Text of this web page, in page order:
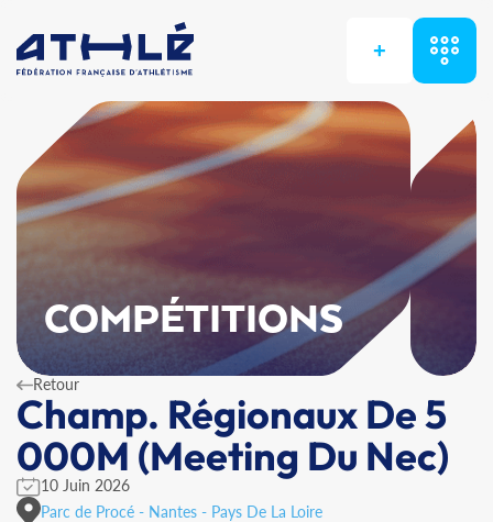
+
COMPÉTITIONS
Retour
Champ. Régionaux De 5
000M (Meeting Du Nec)
10 Juin 2026
Parc de Procé - Nantes - Pays De La Loire